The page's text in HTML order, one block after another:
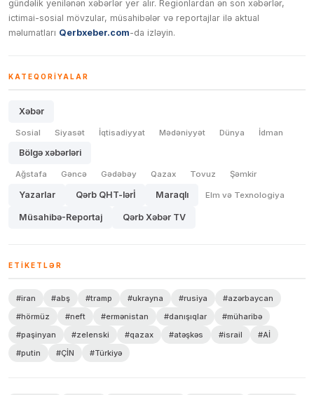
gündəlik yenilənən xəbərlər yer alır. Regionlardan ən son xəbərlər,
ictimai-sosial mövzular, müsahibələr və reportajlar ilə aktual
məlumatları Qerbxeber.com-da izləyin.
KATEQORIYALAR
Xəbər
Sosial Siyasət İqtisadiyyat Mədəniyyət Dünya İdman
Bölgə xəbərləri
Ağstafa Gəncə Gədəbəy Qazax Tovuz Şəmkir
Yazarlar Qərb QHT-lərİ Maraqlı Elm və Texnologiya
Müsahibə-Reportaj Qərb Xəbər TV
ETIKETLƏR
#iran #abş #tramp #ukrayna #rusiya
#azərbaycan
#hörmüz
#neft #ermənistan #danışıqlar
#müharibə
#paşinyan
#zelenski #qazax #atəşkəs #israil
#Aİ
#putin
#ÇİN #Türkiyə